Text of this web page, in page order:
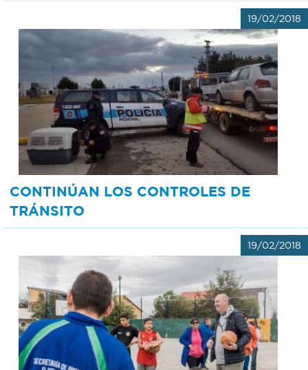
19/02/2018
CONTINÚAN LOS CONTROLES DE
TRÁNSITO
19/02/2018